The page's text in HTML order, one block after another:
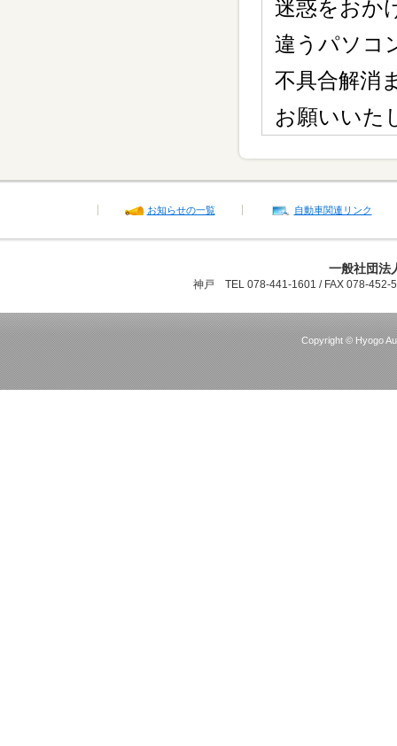
迷惑をおか
違うパソコ
不具合解消
お願いいた
お知らせの一覧 自動車関連リンク
一般社団法
神戸 TEL 078-441-1601 / FAX 078-
Copyright © Hyogo